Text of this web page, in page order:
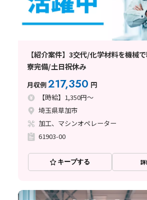
【紹介案件】3交代/化学材料を機械
寮完備/土日祝休み
月収例217,350 円
【時給】1,350円～
埼玉県草加市
加工、マシンオペレーター
61903-00
キープする